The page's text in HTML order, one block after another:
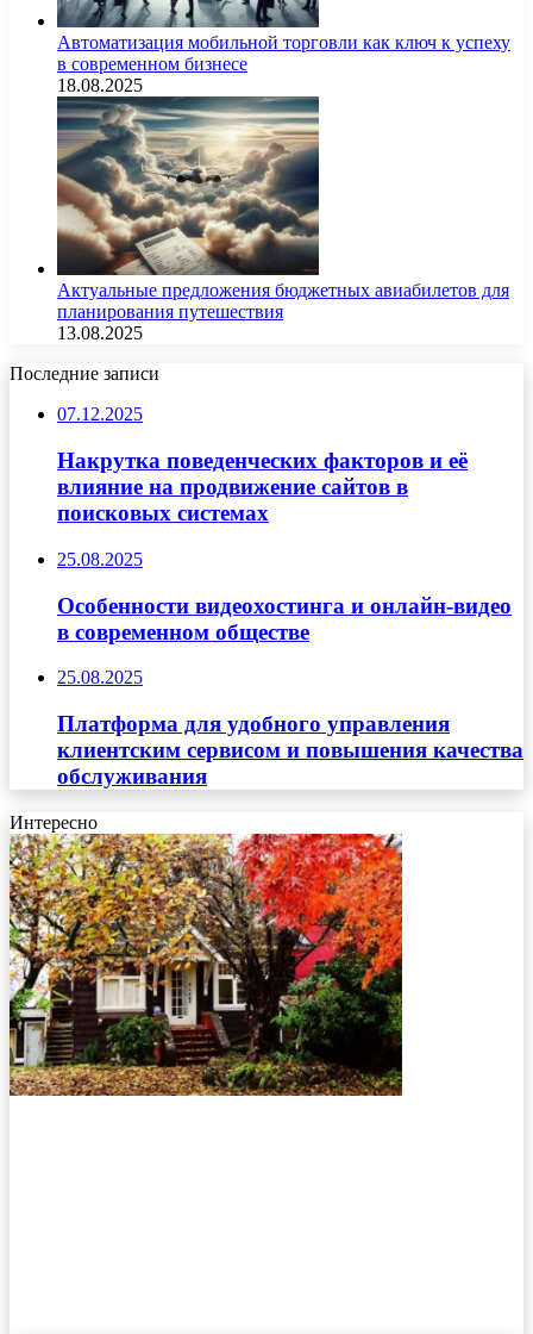
Автоматизация мобильной торговли как ключ к успеху
в современном бизнесе
18.08.2025
Актуальные предложения бюджетных авиабилетов для
планирования путешествия
13.08.2025
Последние записи
07.12.2025
Накрутка поведенческих факторов и её
влияние на продвижение сайтов в
поисковых системах
25.08.2025
Особенности видеохостинга и онлайн-видео
в современном обществе
25.08.2025
Платформа для удобного управления
клиентским сервисом и повышения качества
обслуживания
Интересно